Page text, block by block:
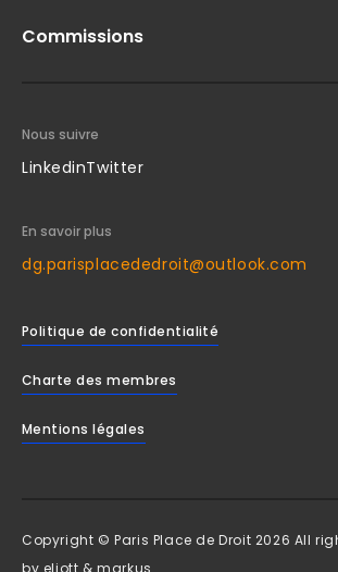
Commissions
Nous suivre
LinkedinTwitter
En savoir plus
dg.parisplacededroit@outlook.com
Politique de confidentialité
Charte des membres
Mentions légales
Copyright © Paris Place de Droit 2026 All
by eliott & markus